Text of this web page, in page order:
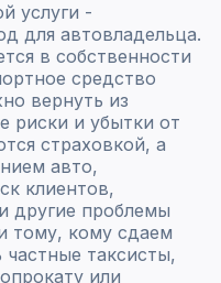
услуги -
для автовладельца.
в собственности
средство
вернуть из
риски и убытки от
страховкой, а
авто,
клиентов,
другие проблемы
тому, кому сдаем
таксисты,
или